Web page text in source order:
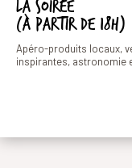
La soirée
(à partir de 18h)
Apéro-produits locaux,
inspirantes, astronomie